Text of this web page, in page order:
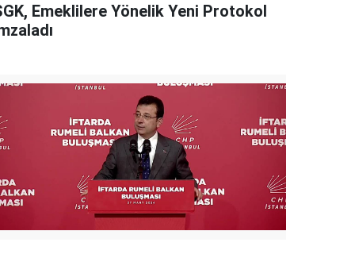
Emeklilere Yönelik Yeni Protokol